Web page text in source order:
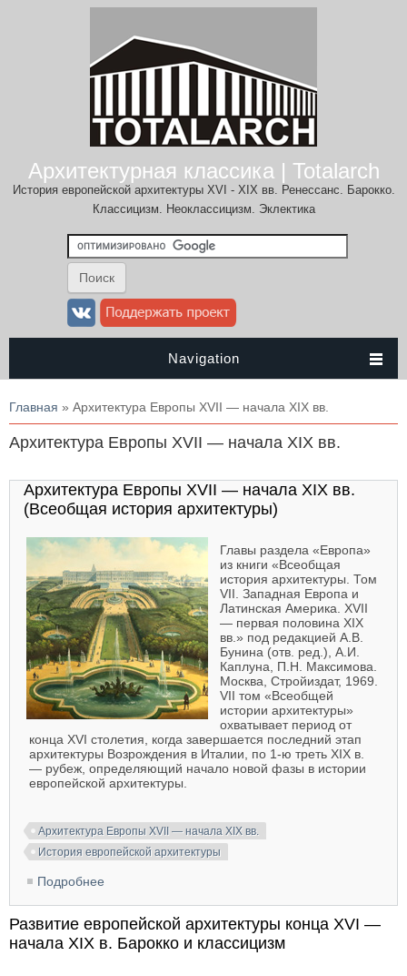
Архитектурная классика | Totalarch
История европейской архитектуры XVI - XIX вв. Ренессанс. Барокко.
Классицизм. Неоклассицизм. Эклектика
Navigation
Вы здесь
Главная » Архитектура Европы XVII — начала XIX вв.
Архитектура Европы XVII — начала XIX вв.
Архитектура Европы XVII — начала XIX вв.
(Всеобщая история архитектуры)
Главы раздела «Европа»
из книги «Всеобщая
история архитектуры. Том
VII. Западная Европа и
Латинская Америка. XVII
— первая половина XIX
вв.» под редакцией А.В.
Бунина (отв. ред.), А.И.
Каплуна, П.Н. Максимова.
Москва, Стройиздат, 1969.
VII том «Всеобщей
истории архитектуры»
охватывает период от
конца XVI столетия, когда завершается последний этап
архитектуры Возрождения в Италии, по 1-ю треть XIX в.
— рубеж, определяющий начало новой фазы в истории
европейской архитектуры.
Архитектура Европы XVII — начала XIX вв.
История европейской архитектуры
Подробнее
Развитие европейской архитектуры конца XVI —
начала XIX в. Барокко и классицизм